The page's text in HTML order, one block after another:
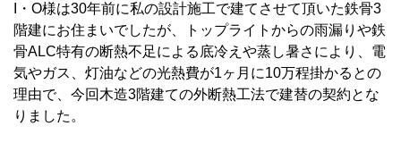
I・O様は30年前に私の設計施工で建てさせて頂いた鉄骨3
階建にお住まいでしたが、トップライトからの雨漏りや鉄
骨ALC特有の断熱不足による底冷えや蒸し暑さにより、電
気やガス、灯油などの光熱費が1ヶ月に10万程掛かるとの
理由で、今回木造3階建ての外断熱工法で建替の契約とな
りました。